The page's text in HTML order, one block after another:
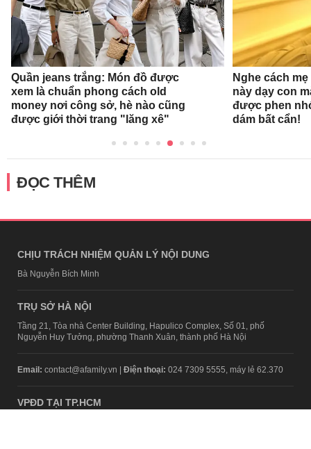
Quần jeans trắng: Món đồ được
xem là chuẩn phong cách old
money nơi công sở, hè nào cũng
được giới thời trang "lăng xê"
Nghe cách
này dạy con
được phen
dám bất cẩn!
ĐỌC THÊM
CHỊU TRÁCH NHIỆM QUẢN LÝ NỘI DUNG
Bà Nguyễn Bích Minh
TRỤ SỞ HÀ NỘI
Tầng 21, Tòa nhà Center Building, Hapulico Complex, Số 01, phố
Nguyễn Huy Tưởng, phường Thanh Xuân, thành phố Hà Nội
Email: contact@afamily.vn | Điện thoại: 024 7309 5555, máy lẻ 62.370
VPĐD TẠI TP.HCM